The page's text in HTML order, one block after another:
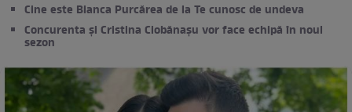
Cine este Bianca Purcărea de la Te cunosc de undeva
Concurenta și Cristina Ciobănașu vor face echipă în noul
sezon